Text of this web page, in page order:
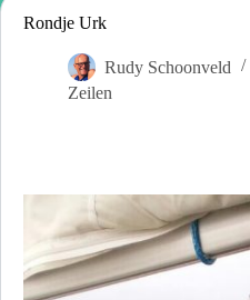
Rondje Urk
Rudy Schoonveld
Zeilen